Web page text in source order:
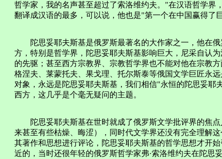
哲学家，我的名声甚至超过了索洛维约夫。"在汉语哲学界
翻译成汉语的最多，可以说，他也是"第一个在中国赢得了
陀思妥耶夫斯基是俄罗斯最著名的大作家之一，他在俄
方，特别是哲学界，陀思妥耶夫斯基影响巨大，尼采自认
的先驱；甚至西方宗教界、宗教哲学界也不能对他在宗教
格涅夫、莱蒙托夫、果戈理、托尔斯泰等俄国文学巨匠永
对象，永远是陀思妥耶夫斯基，我们相信"永恒的陀思妥耶
西方，这几乎是个毫无疑问的主题。
陀思妥耶夫斯基在世时就成了俄罗斯文学批评界的焦点
来甚至有些枯燥、晦涩），同时代文学界还没有完全理解
其著作和思想进行评论，陀思妥耶夫斯基的哲学思想才开
近的，当时还很年轻的俄罗斯哲学家弗·索洛维约夫在陀思